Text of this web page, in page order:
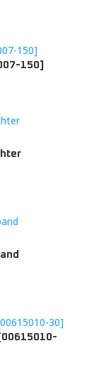
150]